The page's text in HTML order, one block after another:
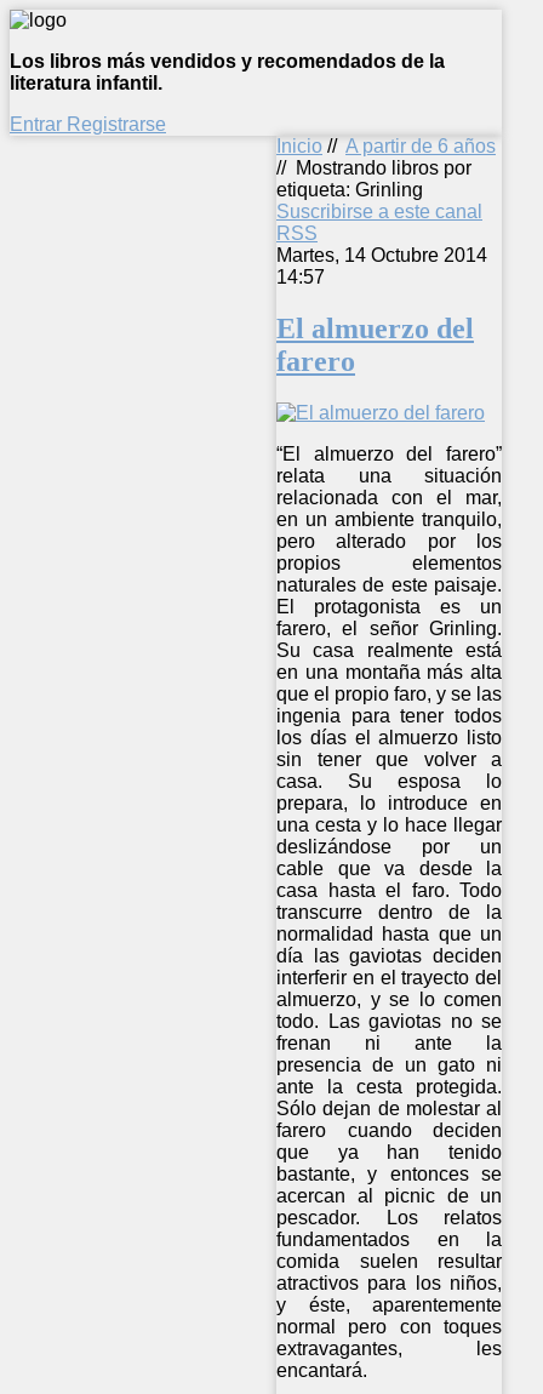
Los libros más vendidos y recomendados de la
literatura infantil.
Entrar Registrarse
Inicio // A partir de 6 años
// Mostrando libros por
etiqueta: Grinling
Suscribirse a este canal
RSS
Martes, 14 Octubre 2014
14:57
El almuerzo del
farero
“El almuerzo del farero”
relata una situación
relacionada con el mar,
en un ambiente tranquilo,
pero alterado por los
propios elementos
naturales de este paisaje.
El protagonista es un
farero, el señor Grinling.
Su casa realmente está
en una montaña más alta
que el propio faro, y se las
ingenia para tener todos
los días el almuerzo listo
sin tener que volver a
casa. Su esposa lo
prepara, lo introduce en
una cesta y lo hace llegar
deslizándose por un
cable que va desde la
casa hasta el faro. Todo
transcurre dentro de la
normalidad hasta que un
día las gaviotas deciden
interferir en el trayecto del
almuerzo, y se lo comen
todo. Las gaviotas no se
frenan ni ante la
presencia de un gato ni
ante la cesta protegida.
Sólo dejan de molestar al
farero cuando deciden
que ya han tenido
bastante, y entonces se
acercan al picnic de un
pescador. Los relatos
fundamentados en la
comida suelen resultar
atractivos para los niños,
y éste, aparentemente
normal pero con toques
extravagantes, les
encantará.